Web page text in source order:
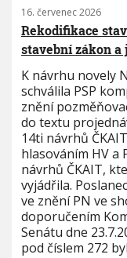
16. červenec 2026
Rekodifikace
stavební zákon a
K návrhu novely
schválila PSP
znění
do textu
14ti návrhů
hlasováním HV a
návrhů ČKAIT,
vyjádřila.
ve znění PN ve
doporučením
Senátu dne
pod číslem 272